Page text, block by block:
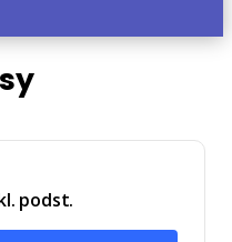
podst.